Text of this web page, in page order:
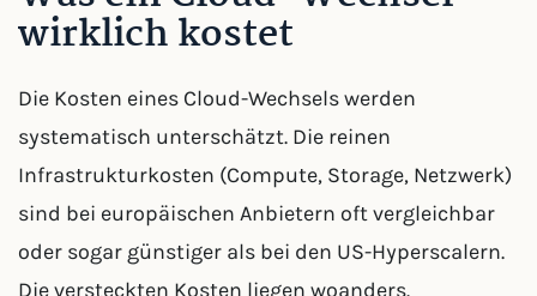
wirklich kostet
Die Kosten eines Cloud-Wechsels werden
systematisch unterschätzt. Die reinen
Infrastrukturkosten (Compute, Storage, Netzwerk)
sind bei europäischen Anbietern oft vergleichbar
oder sogar günstiger als bei den US-Hyperscalern.
Die versteckten Kosten liegen woanders.